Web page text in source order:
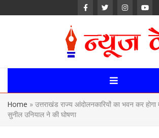
News
Uttar
Home » उत्तराखंड राज्य आंदोलनकारियों का भवन कर होगा
सुनील उनियाल ने की घोषणा